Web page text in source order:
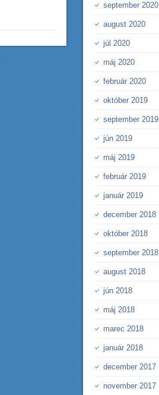
september 2020
august 2020
júl 2020
máj 2020
február 2020
október 2019
september 2019
jún 2019
máj 2019
február 2019
január 2019
december 2018
október 2018
september 2018
august 2018
jún 2018
máj 2018
marec 2018
január 2018
december 2017
november 2017